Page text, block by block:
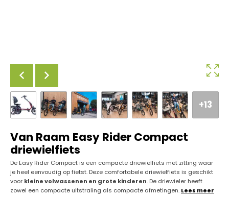
+13
Van Raam Easy Rider Compact
driewielfiets
De Easy Rider Compact is een compacte driewielfiets met zitting waar
je heel eenvoudig op fietst. Deze comfortabele driewielfiets is geschikt
voor kleine volwassenen en grote kinderen. De driewieler heeft
zowel een compacte uitstraling als compacte afmetingen. Lees meer